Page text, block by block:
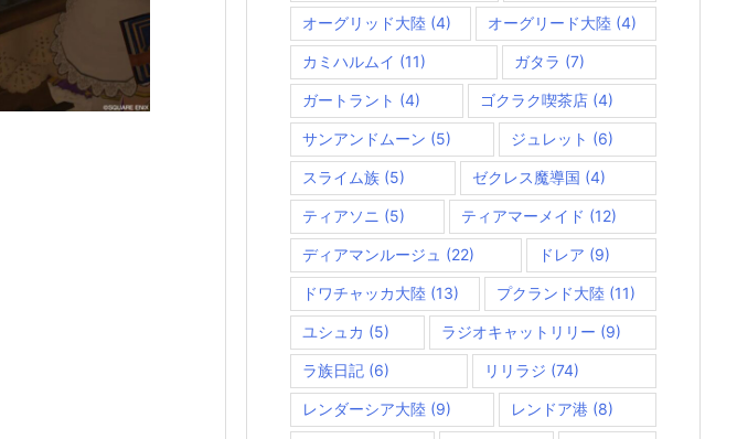
オーグリッド大陸 (4) オーグリード大陸 (4)
カミハルムイ (11) ガタラ (7)
ガートラント (4) ゴクラク喫茶店 (4)
サンアンドムーン (5) ジュレット (6)
スライム族 (5) ゼクレス魔導国 (4)
ティアソニ (5) ティアマーメイド (12)
ディアマンルージュ (22) ドレア (9)
ドワチャッカ大陸 (13) プクランド大陸 (11)
ユシュカ (5) ラジオキャットリリー (9)
ラ族日記 (6) リリラジ (74)
レンダーシア大陸 (9) レンドア港 (8)